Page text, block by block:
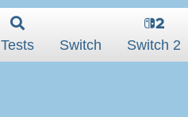
Tests Switch Switch 2